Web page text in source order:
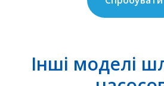
Інші моделі